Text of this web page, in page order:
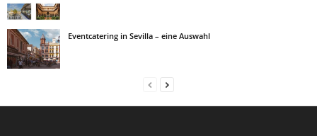
Eventcatering in Sevilla – eine Auswahl